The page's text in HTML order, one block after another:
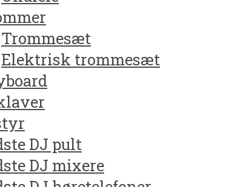
Trommesæt
Elektrisk trommesæt
DJ pult
DJ mixere